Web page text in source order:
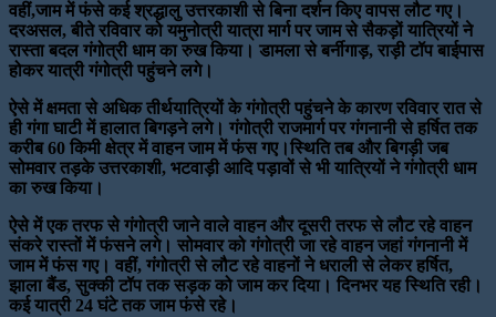
वहीं,जाम में फंसे कई श्रद्धालु उत्तरकाशी से बिना दर्शन किए वापस लौट गए।
दरअसल, बीते रविवार को यमुनोत्री यात्रा मार्ग पर जाम से सैकड़ों यात्रियों ने
रास्ता बदल गंगोत्री धाम का रुख किया। डामला से बर्नीगाड़, राड़ी टॉप बाईपास
होकर यात्री गंगोत्री पहुंचने लगे।
ऐसे में क्षमता से अधिक तीर्थयात्रियों के गंगोत्री पहुंचने के कारण रविवार रात से
ही गंगा घाटी में हालात बिगड़ने लगे। गंगोत्री राजमार्ग पर गंगनानी से हर्षित तक
करीब 60 किमी क्षेत्र में वाहन जाम में फंस गए।स्थिति तब और बिगड़ी जब
सोमवार तड़के उत्तरकाशी, भटवाड़ी आदि पड़ावों से भी यात्रियों ने गंगोत्री धाम
का रुख किया।
ऐसे में एक तरफ से गंगोत्री जाने वाले वाहन और दूसरी तरफ से लौट रहे वाहन
संकरे रास्तों में फंसने लगे। सोमवार को गंगोत्री जा रहे वाहन जहां गंगनानी में
जाम में फंस गए। वहीं, गंगोत्री से लौट रहे वाहनों ने धराली से लेकर हर्षित,
झाला बैंड, सुक्की टॉप तक सड़क को जाम कर दिया। दिनभर यह स्थिति रही।
कई यात्री 24 घंटे तक जाम फंसे रहे।